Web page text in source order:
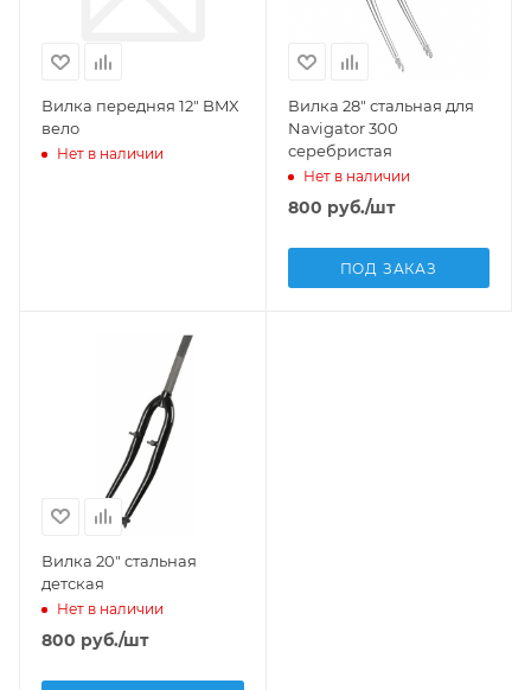
Вилка передняя 12" BMX
вело
Нет в наличии
Вилка 28" стальная для
Navigator 300
серебристая
Нет в наличии
800 руб./шт
ПОД ЗАКАЗ
Вилка 20" стальная
детская
Нет в наличии
800 руб./шт